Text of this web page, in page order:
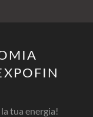
tua energia!